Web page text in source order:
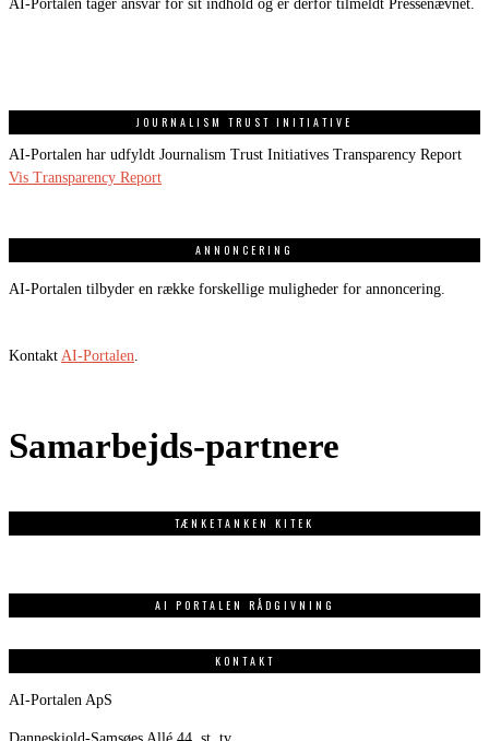
AI-Portalen tager ansvar for sit indhold og er derfor tilmeldt Pressenævnet.
JOURNALISM TRUST INITIATIVE
AI-Portalen har udfyldt Journalism Trust Initiatives Transparency Report
Vis Transparency Report
ANNONCERING
AI-Portalen tilbyder en række forskellige muligheder for annoncering.
Kontakt AI-Portalen
Samarbejds-partnere
TÆNKETANKEN KITEK
AI PORTALEN RÅDGIVNING
KONTAKT
AI-Portalen ApS
Danneskiold-Samsøes Allé 44, st. tv.